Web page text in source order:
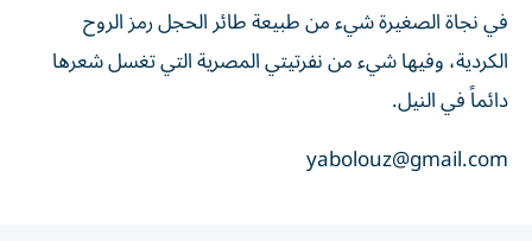
في نجاة الصغيرة شيء من طبيعة طائر الحجل رمز الروح
الكردية، وفيها شيء من نفرتيتي المصرية التي تغسل شعرها
دائماً في النيل.
yabolouz@gmail.com